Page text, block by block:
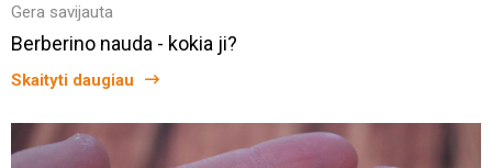
Gera savijauta
Berberino nauda - kokia ji?
Skaityti daugiau